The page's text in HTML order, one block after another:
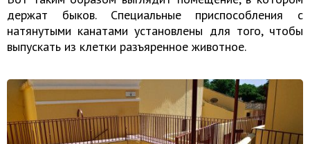
держат быков. Специальные приспособления с
натянутыми канатами установлены для того, чтобы
выпускать из клетки разъяренное животное.